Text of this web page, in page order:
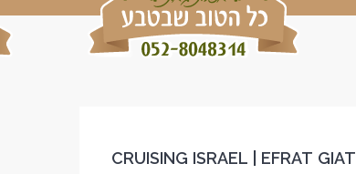
CRUISING ISRAEL | EFRAT GIAT